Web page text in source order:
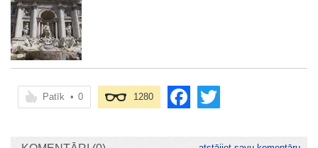
Patīk • 0 1280